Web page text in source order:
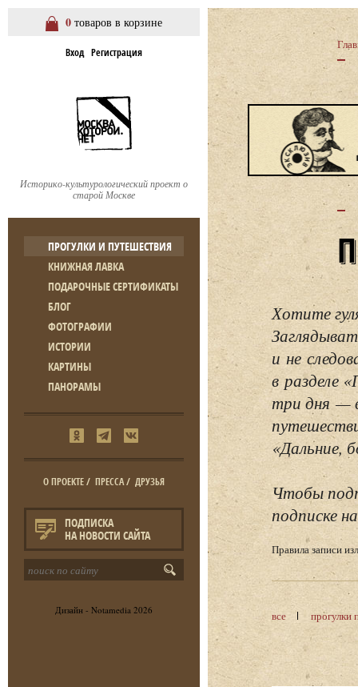
0 товаров в корзине
Вход Регистрация
Историко-культурологический проект о
старой Москве
ПРОГУЛКИ И ПУТЕШЕСТВИЯ
КНИЖНАЯ ЛАВКА
ПОДАРОЧНЫЕ СЕРТИФИКАТЫ
БЛОГ
ФОТОГРАФИИ
ИСТОРИИ
КАРТИНЫ
ПАНОРАМЫ
О ПРОЕКТЕ/ ПРЕССА/ ДРУЗЬЯ
ПОДПИСКА
НА НОВОСТИ САЙТА
Дизайн - Notamedia 2026
Хотите
и не
в разделе
три дня —
«Дальние,
Чтобы
подписке
Правила записи
все прогулки